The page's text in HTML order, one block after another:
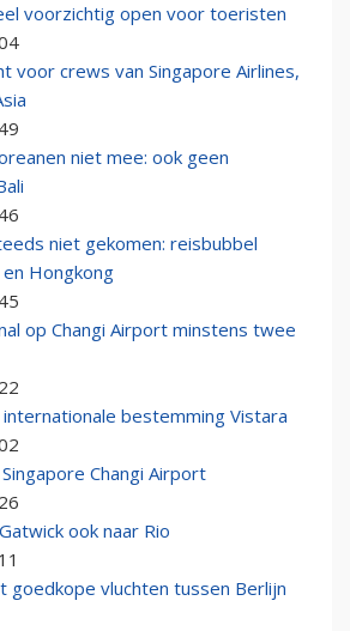
voorzichtig open voor toeristen
voor crews van Singapore Airlines,
niet mee: ook geen
niet gekomen: reisbubbel
Hongkong
op Changi Airport minstens twee
bestemming Vistara
Changi Airport
ook naar Rio
goedkope vluchten tussen Berlijn